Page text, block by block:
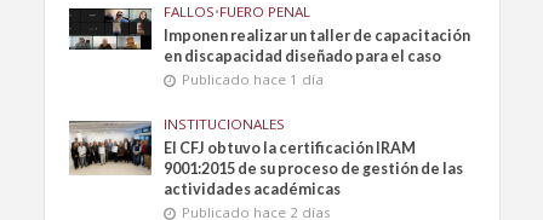
FALLOS•FUERO PENAL
Imponen realizar un taller de capacitación
en discapacidad diseñado para el caso
Publicado hace 1 día
INSTITUCIONALES
El CFJ obtuvo la certificación IRAM
9001:2015 de su proceso de gestión de las
actividades académicas
Publicado hace 2 días